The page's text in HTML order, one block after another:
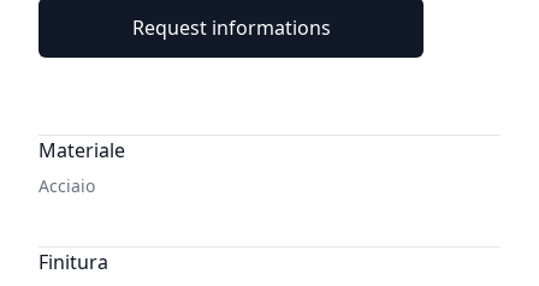
Request informations
Additional details
Materiale
Acciaio
Finitura